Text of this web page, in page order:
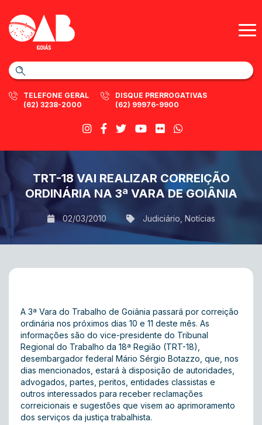
TELEFONE GERAL
(62) 3238-2000
DISQUE PRERROGATIVAS
(62) 99976-9900
TRT-18 VAI REALIZAR CORREIÇÃO
ORDINÁRIA NA 3ª VARA DE GOIÂNIA
02/03/2010 Judiciário Notícias
A 3ª Vara do Trabalho de Goiânia passará por correição
ordinária nos próximos dias 10 e 11 deste mês. As
informações são do vice-presidente do Tribunal
Regional do Trabalho da 18ª Região (TRT-18),
desembargador federal Mário Sérgio Botazzo, que, nos
dias mencionados, estará à disposição de autoridades,
advogados, partes, peritos, entidades classistas e
outros interessados para receber reclamações
correicionais e sugestões que visem ao aprimoramento
dos serviços da justiça trabalhista.